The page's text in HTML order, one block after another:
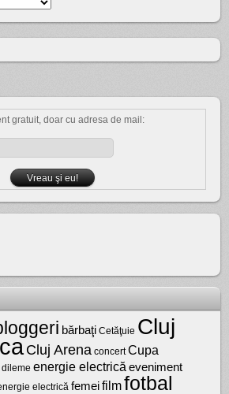
gratuit, doar cu adresa de mail:
bărbaţi Cetăţuie Cluj
Cluj Arena concert Cupa
dileme energie electrică eveniment
electrică femei filmfotbal